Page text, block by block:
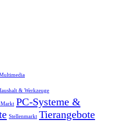
& Werkzeuge
PC-Systeme &
Stellenmarkt Tierangebote